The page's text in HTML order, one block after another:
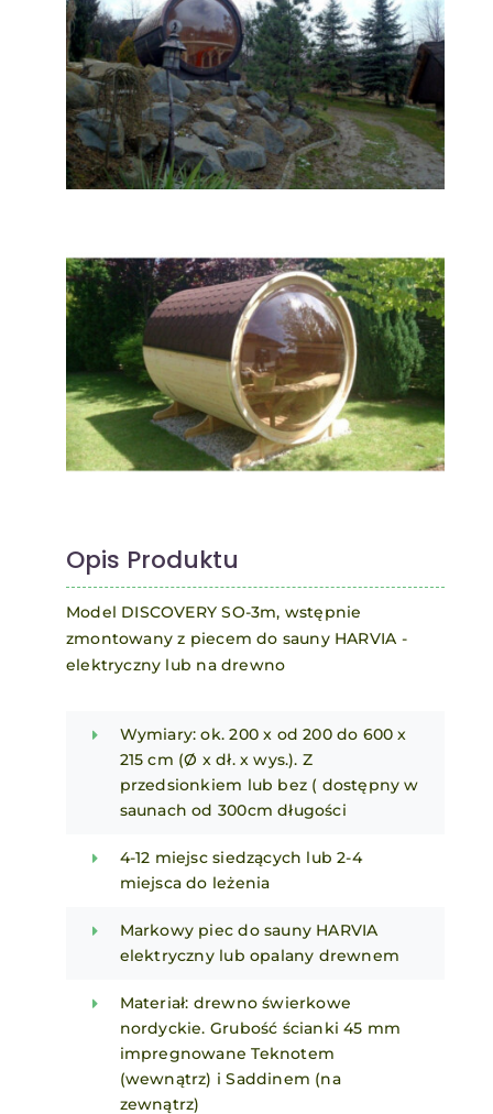
Opis Produktu
Model DISCOVERY SO-3m, wstępnie
zmontowany z piecem do sauny HARVIA -
elektryczny lub na drewno
Wymiary: ok. 200 x od 200 do 600 x
215 cm (Ø x dł. x wys.). Z
przedsionkiem lub bez ( dostępny w
saunach od 300cm długości
4-12 miejsc siedzących lub 2-4
miejsca do leżenia
Markowy piec do sauny HARVIA
elektryczny lub opalany drewnem
Materiał: drewno świerkowe
nordyckie. Grubość ścianki 45 mm
impregnowane Teknotem
(wewnątrz) i Saddinem (na
zewnątrz)